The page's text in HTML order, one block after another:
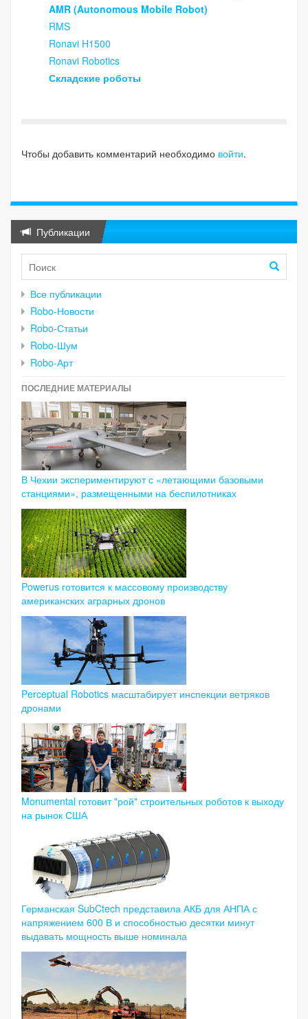
AMR (Autonomous Mobile Robot)
RMS
Ronavi H1500
Ronavi Robotics
Складские роботы
Чтобы добавить комментарий необходимо войти.
Публикации
Все публикации
Robo-Новости
Robo-Статьи
Robo-Шум
Robo-Арт
ПОСЛЕДНИЕ МАТЕРИАЛЫ
В Чехии экспериментируют с «летающими базовыми
станциями», размещенными на беспилотниках
Powerus готовится к массовому производству
американских аграрных дронов
Perceptual Robotics масштабирует инспекции ветряков
дронами
Monumental готовит "рой" строительных роботов к выходу
на рынок США
Германская SubCtech представила АКБ для АНПА с
напряжением 600 В и способностью десятки минут
выдавать мощность выше номинала